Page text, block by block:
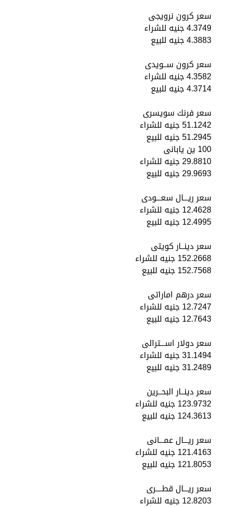
سعر كرون نرويجى
4.3749 جنيه للشراء
4.3883 جنيه للبيع
سعر كرون ســويدى
4.3582 جنيه للشراء
4.3714 جنيه للبيع
سعر فرنك سويسرى
51.1242 جنيه للشراء
51.2945 جنيه للبيع
100 ين يابانى
29.8810 جنيه للشراء
29.9693 جنيه للبيع
سعر ريـــال سعـــودى
12.4628 جنيه للشراء
12.4995 جنيه للبيع
سعر دينــار كويتى
152.2668 جنيه للشراء
152.7568 جنيه للبيع
سعر درهم اماراتى
12.7247 جنيه للشراء
12.7643 جنيه للبيع
سعر دولار اســـترالى
31.1494 جنيه للشراء
31.2489 جنيه للبيع
سعر دينــار البحــرين
123.9732 جنيه للشراء
124.3613 جنيه للبيع
سعر ريـــال عمـــانى
121.4163 جنيه للشراء
121.8053 جنيه للبيع
سعر ريـــال قطــــرى
12.8203 جنيه للشراء